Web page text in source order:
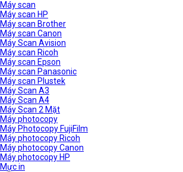
Máy scan
Máy scan HP
Máy scan Brother
Máy scan Canon
Máy Scan Avision
Máy scan Ricoh
Máy scan Epson
Máy scan Panasonic
Máy scan Plustek
Máy Scan A3
Máy Scan A4
Máy Scan 2 Mặt
Máy photocopy
Máy Photocopy FujiFilm
Máy photocopy Ricoh
Máy photocopy Canon
Máy photocopy HP
Mực in